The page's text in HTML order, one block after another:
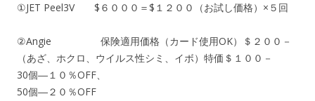
①JET Peel3V $６０００＝$１２００（お試し価格）×５回
②Angie 保険適用価格（カード使用OK）＄２００－
（あざ、ホクロ、ウイルス性シミ、イボ）特価＄１００－
30個―１０％OFF、
50個―２０％OFF